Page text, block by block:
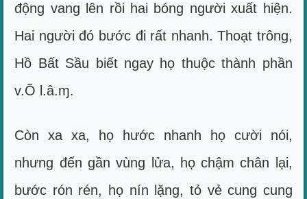
động vang lên rồi hai bóng người xuất hiện.
Hai người đó bước đi rất nhanh. Thoạt trông,
Hồ Bất Sầu biết ngay họ thuộc thành phần
v.Õ l.â.ɱ.
Còn xa xa, họ hước nhanh họ cười nói,
nhưng đến gần vùng lửa, họ chậm chân lại,
bước rón rén, họ nín lặng, tỏ vẻ cung cung